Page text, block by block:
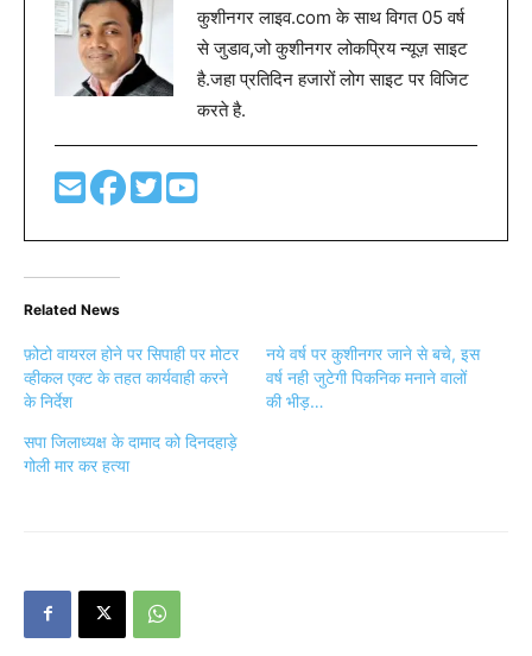
कुशीनगर लाइव.com के साथ विगत 05 वर्ष
से जुडाव,जो कुशीनगर लोकप्रिय न्यूज़ साइट
है.जहा प्रतिदिन हजारों लोग साइट पर विजिट
करते है.
Related News
फ़ोटो वायरल होने पर सिपाही पर मोटर
व्हीकल एक्ट के तहत कार्यवाही करने
के निर्देश
नये वर्ष पर कुशीनगर जाने से बचे, इस
वर्ष नही जुटेगी पिकनिक मनाने वालों
की भीड़…
सपा जिलाध्यक्ष के दामाद को दिनदहाड़े
गोली मार कर हत्या